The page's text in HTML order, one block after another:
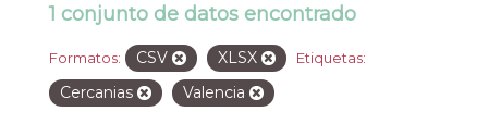
1 conjunto de datos encontrado
Formatos: CSV XLSX Etiquetas:
Cercanias Valencia